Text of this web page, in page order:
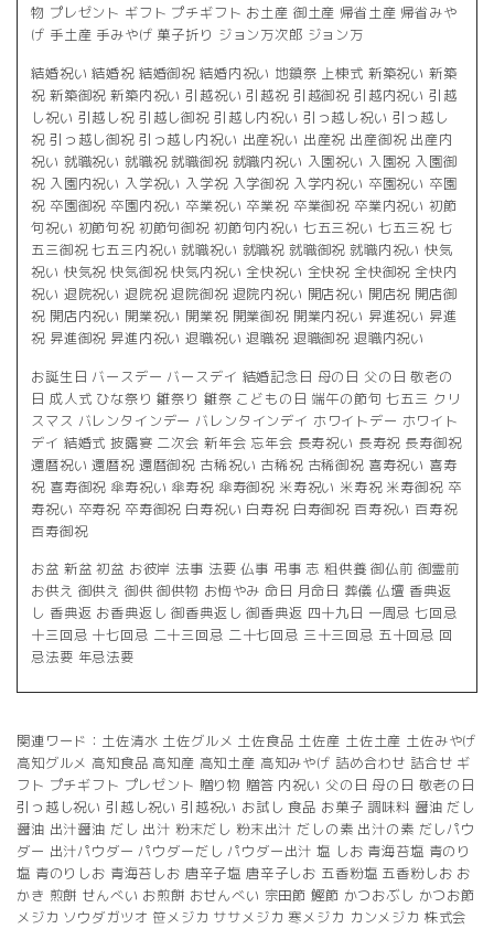
物 プレゼント ギフト プチギフト お土産 御土産 帰省土産 帰省みや
げ 手土産 手みやげ 菓子折り ジョン万次郎 ジョン万
結婚祝い 結婚祝 結婚御祝 結婚内祝い 地鎮祭 上棟式 新築祝い 新築
祝 新築御祝 新築内祝い 引越祝い 引越祝 引越御祝 引越内祝い 引越
し祝い 引越し祝 引越し御祝 引越し内祝い 引っ越し祝い 引っ越し
祝 引っ越し御祝 引っ越し内祝い 出産祝い 出産祝 出産御祝 出産内
祝い 就職祝い 就職祝 就職御祝 就職内祝い 入園祝い 入園祝 入園御
祝 入園内祝い 入学祝い 入学祝 入学御祝 入学内祝い 卒園祝い 卒園
祝 卒園御祝 卒園内祝い 卒業祝い 卒業祝 卒業御祝 卒業内祝い 初節
句祝い 初節句祝 初節句御祝 初節句内祝い 七五三祝い 七五三祝 七
五三御祝 七五三内祝い 就職祝い 就職祝 就職御祝 就職内祝い 快気
祝い 快気祝 快気御祝 快気内祝い 全快祝い 全快祝 全快御祝 全快内
祝い 退院祝い 退院祝 退院御祝 退院内祝い 開店祝い 開店祝 開店御
祝 開店内祝い 開業祝い 開業祝 開業御祝 開業内祝い 昇進祝い 昇進
祝 昇進御祝 昇進内祝い 退職祝い 退職祝 退職御祝 退職内祝い
お誕生日 バースデー バースデイ 結婚記念日 母の日 父の日 敬老の
日 成人式 ひな祭り 雛祭り 雛祭 こどもの日 端午の節句 七五三 クリ
スマス バレンタインデー バレンタインデイ ホワイトデー ホワイト
デイ 結婚式 披露宴 二次会 新年会 忘年会 長寿祝い 長寿祝 長寿御祝
還暦祝い 還暦祝 還暦御祝 古稀祝い 古稀祝 古稀御祝 喜寿祝い 喜寿
祝 喜寿御祝 傘寿祝い 傘寿祝 傘寿御祝 米寿祝い 米寿祝 米寿御祝 卒
寿祝い 卒寿祝 卒寿御祝 白寿祝い 白寿祝 白寿御祝 百寿祝い 百寿祝
百寿御祝
お盆 新盆 初盆 お彼岸 法事 法要 仏事 弔事 志 粗供養 御仏前 御霊前
お供え 御供え 御供 御供物 お悔やみ 命日 月命日 葬儀 仏壇 香典返
し 香典返 お香典返し 御香典返し 御香典返 四十九日 一周忌 七回忌
十三回忌 十七回忌 二十三回忌 二十七回忌 三十三回忌 五十回忌 回
忌法要 年忌法要
関連ワード：土佐清水 土佐グルメ 土佐食品 土佐産 土佐土産 土佐みやげ
高知グルメ 高知食品 高知産 高知土産 高知みやげ 詰め合わせ 詰合せ ギ
フト プチギフト プレゼント 贈り物 贈答 内祝い 父の日 母の日 敬老の日
引っ越し祝い 引越し祝い 引越祝い お試し 食品 お菓子 調味料 醤油 だし
醤油 出汁醤油 だし 出汁 粉末だし 粉末出汁 だしの素 出汁の素 だしパウ
ダー 出汁パウダー パウダーだし パウダー出汁 塩 しお 青海苔塩 青のり
塩 青のりしお 青海苔しお 唐辛子塩 唐辛子しお 五香粉塩 五香粉しお お
かき 煎餅 せんべい お煎餅 おせんべい 宗田節 鰹節 かつおぶし かつお節
メジカ ソウダガツオ 笹メジカ ササメジカ 寒メジカ カンメジカ 株式会